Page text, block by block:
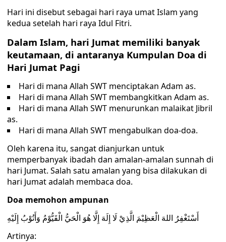
Hari ini disebut sebagai hari raya umat Islam yang
kedua setelah hari raya Idul Fitri.
Dalam Islam, hari Jumat memiliki banyak
keutamaan, di antaranya Kumpulan Doa di
Hari Jumat Pagi
Hari di mana Allah SWT menciptakan Adam as.
Hari di mana Allah SWT membangkitkan Adam as.
Hari di mana Allah SWT menurunkan malaikat Jibril
as.
Hari di mana Allah SWT mengabulkan doa-doa.
Oleh karena itu, sangat dianjurkan untuk
memperbanyak ibadah dan amalan-amalan sunnah di
hari Jumat. Salah satu amalan yang bisa dilakukan di
hari Jumat adalah membaca doa.
Doa memohon ampunan
أَسْتَغْفِرُ اللهَ الْعَظِيْمَ الَّذِيْ لَا إِلَهَ إِلَّا هُوَ الْحَيُّ الْقَيُّوْمُ وَأَتُوْبُ إِلَيْهِ
Artinya: